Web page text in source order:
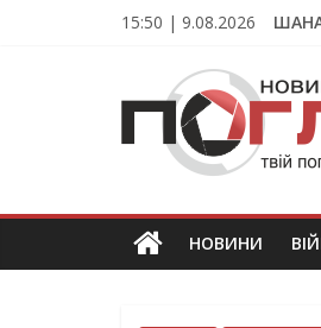
15:50 | 9.08.2026
Новини
Тернополя.
новини
та
НОВИНИ